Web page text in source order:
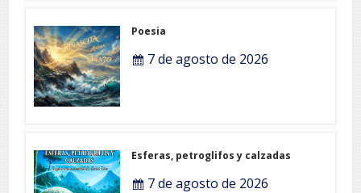
Poesia
7 de agosto de 2026
Esferas, petroglifos y calzadas
7 de agosto de 2026